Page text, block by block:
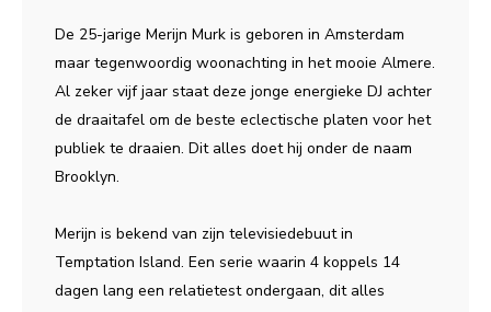
De 25-jarige Merijn Murk is geboren in Amsterdam
maar tegenwoordig woonachting in het mooie Almere.
Al zeker vijf jaar staat deze jonge energieke DJ achter
de draaitafel om de beste eclectische platen voor het
publiek te draaien. Dit alles doet hij onder de naam
Brooklyn.
Merijn is bekend van zijn televisiedebuut in
Temptation Island. Een serie waarin 4 koppels 14
dagen lang een relatietest ondergaan, dit alles